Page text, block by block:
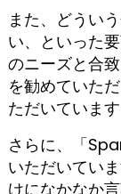
また、どうい
い、といった
のニーズと合
を勧めていた
ただいています
さらに、「
いただいてい
けになかなか